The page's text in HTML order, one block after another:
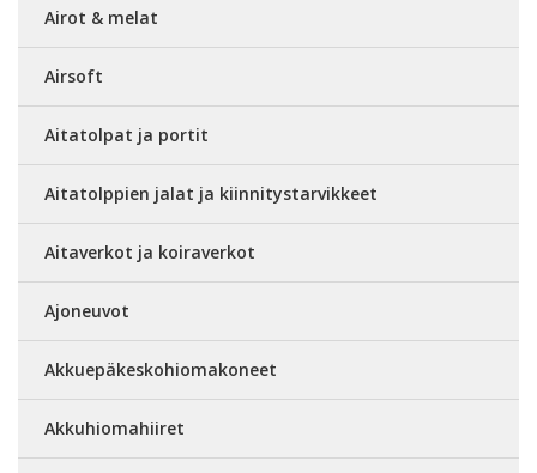
Airot & melat
Airsoft
Aitatolpat ja portit
Aitatolppien jalat ja kiinnitystarvikkeet
Aitaverkot ja koiraverkot
Ajoneuvot
Akkuepäkeskohiomakoneet
Akkuhiomahiiret